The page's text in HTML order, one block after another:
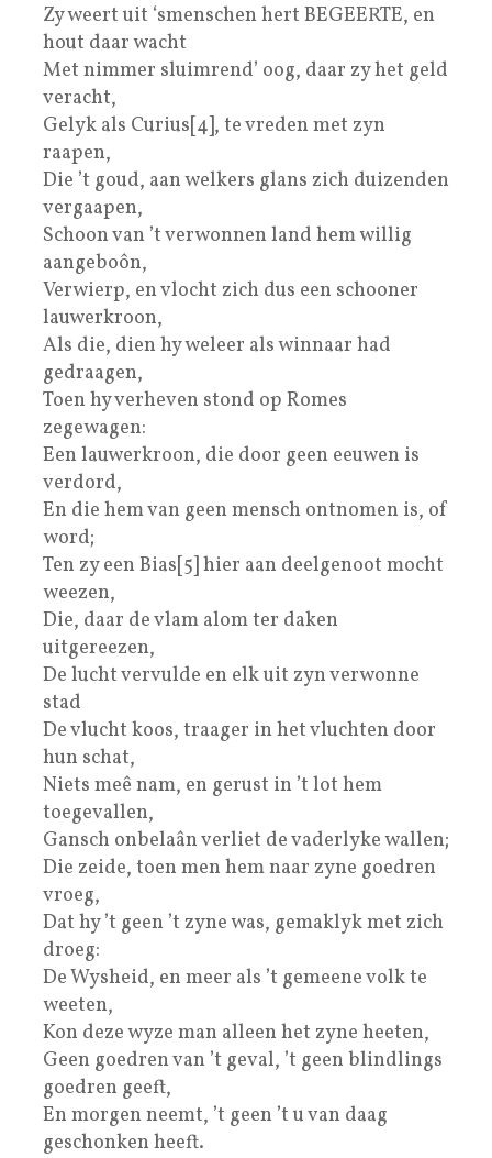
Zy weert uit ‘smenschen hert BEGEERTE, en
hout daar wacht
Met nimmer sluimrend’ oog, daar zy het geld
veracht,
Gelyk als Curius[4], te vreden met zyn
raapen,
Die ’t goud, aan welkers glans zich duizenden
vergaapen,
Schoon van ’t verwonnen land hem willig
aangeboôn,
Verwierp, en vlocht zich dus een schooner
lauwerkroon,
Als die, dien hy weleer als winnaar had
gedraagen,
Toen hy verheven stond op Romes
zegewagen:
Een lauwerkroon, die door geen eeuwen is
verdord,
En die hem van geen mensch ontnomen is, of
word;
Ten zy een Bias[5] hier aan deelgenoot mocht
weezen,
Die, daar de vlam alom ter daken
uitgereezen,
De lucht vervulde en elk uit zyn verwonne
stad
De vlucht koos, traager in het vluchten door
hun schat,
Niets meê nam, en gerust in ’t lot hem
toegevallen,
Gansch onbelaân verliet de vaderlyke wallen;
Die zeide, toen men hem naar zyne goedren
vroeg,
Dat hy ’t geen ’t zyne was, gemaklyk met zich
droeg:
De Wysheid, en meer als ’t gemeene volk te
weeten,
Kon deze wyze man alleen het zyne heeten,
Geen goedren van ’t geval, ’t geen blindlings
goedren geeft,
En morgen neemt, ’t geen ’t u van daag
geschonken heeft.